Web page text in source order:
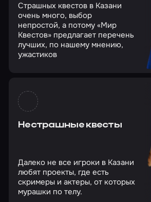
Страшных квестов в Казани
очень много, выбор
непростой, а потому «Мир
Квестов» предлагает перечень
лучших, по нашему мнению,
ужастиков
Нестрашные квесты
Далеко не все игроки в Казани
любят проекты, где есть
скримеры и актеры, от которых
мурашки по телу.